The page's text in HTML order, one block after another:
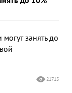
занять до
21715